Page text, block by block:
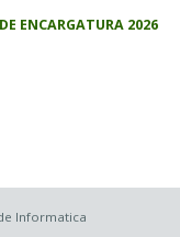
ENCARGATURA 2026
Informatica